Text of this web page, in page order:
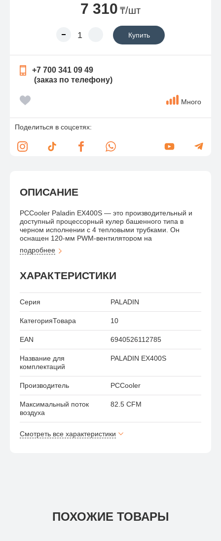
ОПИСАНИЕ
PCCooler Paladin EX400S — это производительный и
доступный процессорный кулер башенного типа в
черном исполнении с 4 тепловыми трубками. Он
оснащен 120-мм PWM-вентилятором на
гидродинамическом подшипнике (FDB), обеспечивая
эффективное охлаждение (TDP до 180-200 Вт) при
сокетов, включая Intel LGA 1700/1200/115x и AMD
AM4/AM5.
подробнее
ХАРАКТЕРИСТИКИ
Серия PALADIN
КатегорияТовара 10
EAN 6940526112785
Название для
комплектаций
PALADIN EX400S
Производитель PCCooler
Максимальный поток
воздуха
82.5 CFM
Смотреть все характеристики
7 310 ₸/шт
Купить
+7 700 341 09 49
(заказ по телефону)
Много
Поделиться в соцсетях:
ПОХОЖИЕ ТОВАРЫ